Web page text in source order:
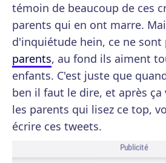
témoin de beaucoup de ces
parents qui en ont marre.
d'inquiétude hein, ce ne sont
parents, au fond ils aiment
enfants. C'est juste que
ben il faut le dire, et après ça
les parents qui lisez ce top,
écrire ces tweets.
Publicité